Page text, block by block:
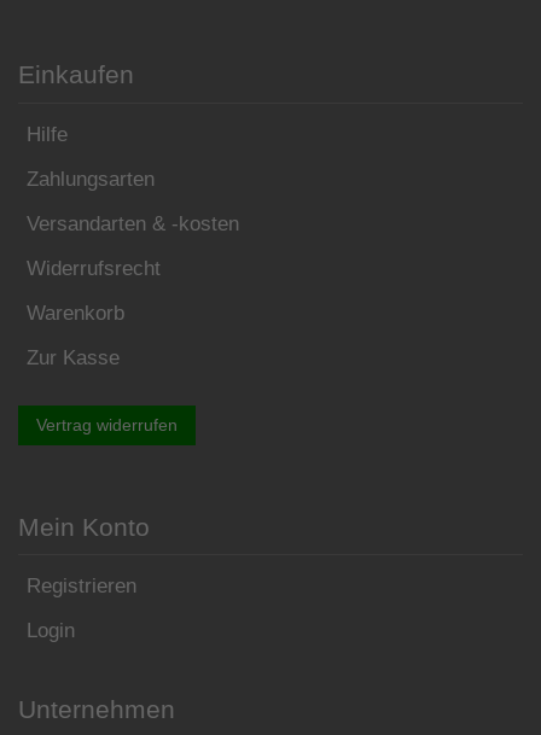
Einkaufen
Hilfe
Zahlungsarten
Versandarten & -kosten
Widerrufsrecht
Warenkorb
Zur Kasse
Vertrag widerrufen
Mein Konto
Registrieren
Login
Unternehmen